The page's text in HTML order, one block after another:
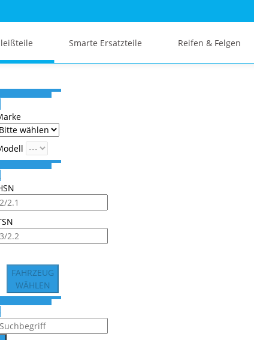
Smarte Ersatzteile Reifen & Felgen
FAHRZEUG
WÄHLEN